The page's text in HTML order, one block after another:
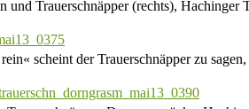
und Trauerschnäpper (rechts), Hachinger
scheint der Trauerschnäpper zu